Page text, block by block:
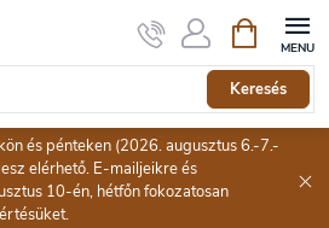
Keresés
és pénteken (2026. augusztus 6.-7.-
elérhető. E-mailjeikre és
10-én, hétfőn fokozatosan